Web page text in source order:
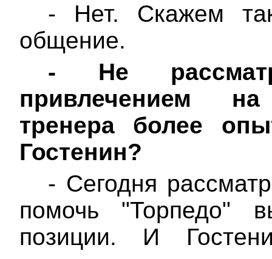
- Нет. Скажем
общение.
-
Не
привлечением
тренера более
Гостенин?
- Сегодня
помочь "Торпедо"
позиции. И